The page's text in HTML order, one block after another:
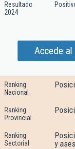
Resultado
2024
Accede
Ranking
Nacional
Ranking
Provincial
Ranking
Sectorial
y